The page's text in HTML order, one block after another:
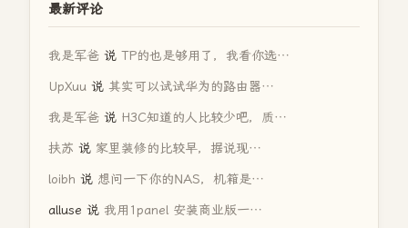
最新评论
我是军爸 说 TP的也是够用了，我看你选…
UpXuu 说 其实可以试试华为的路由器…
我是军爸 说 H3C知道的人比较少吧，质…
扶苏 说 家里装修的比较早，据说现…
loibh 说 想问一下你的NAS，机箱是…
alluse 说 我用1panel 安装商业版一…